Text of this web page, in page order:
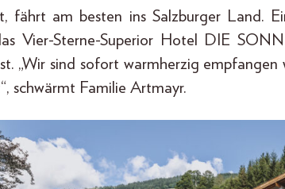
fährt am besten ins Salzburger Land.
Vier-Sterne-Superior Hotel DIE
„Wir sind sofort warmherzig
schwärmt Familie Artmayr.